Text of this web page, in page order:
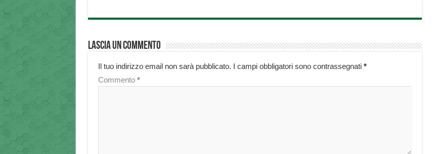
Lascia un commento
Il tuo indirizzo email non sarà pubblicato. I campi obbligatori sono contrassegnati *
Commento *